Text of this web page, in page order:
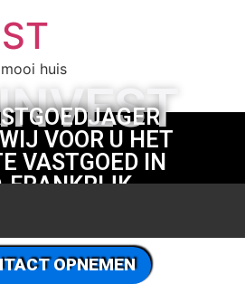
huis
OPNEMEN
VOOR U HET
VASTGOED IN
FRANKRIJK